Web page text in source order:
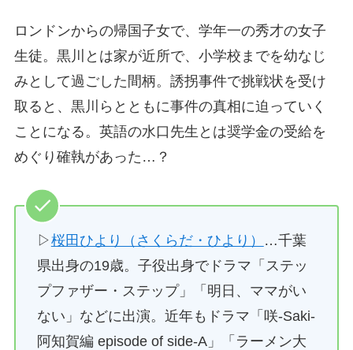
ロンドンからの帰国子女で、学年一の秀才の女子
生徒。黒川とは家が近所で、小学校までを幼なじ
みとして過ごした間柄。誘拐事件で挑戦状を受け
取ると、黒川らとともに事件の真相に迫っていく
ことになる。英語の水口先生とは奨学金の受給を
めぐり確執があった…？
▷桜田ひより（さくらだ・ひより）
…千葉
県出身の19歳。子役出身でドラマ「ステッ
プファザー・ステップ」「明日、ママがい
ない」などに出演。近年もドラマ「咲-Saki-
阿知賀編 episode of side-A」「ラーメン大